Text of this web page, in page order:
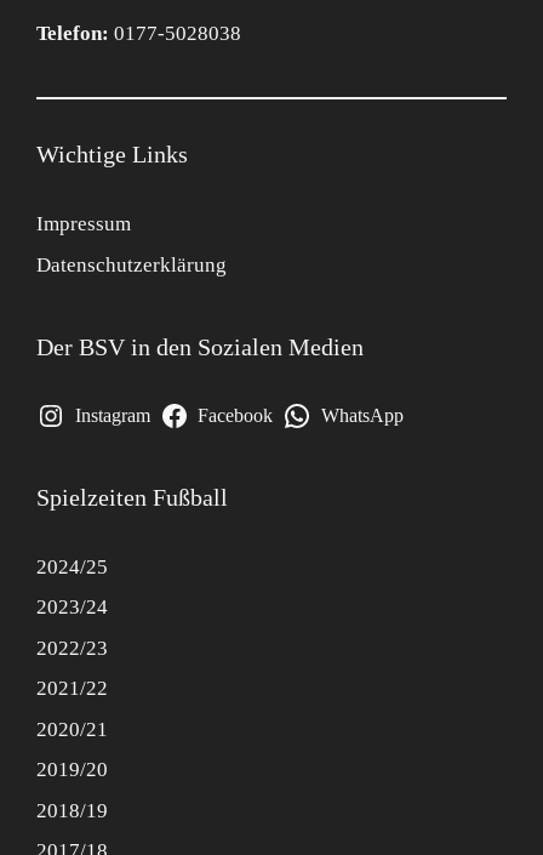
Telefon: 0177-5028038
Wichtige Links
Impressum
Datenschutzerklärung
Der BSV in den Sozialen Medien
Instagram Facebook WhatsApp
Spielzeiten Fußball
2024/25
2023/24
2022/23
2021/22
2020/21
2019/20
2018/19